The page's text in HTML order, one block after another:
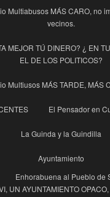
Multiabusos MÁS CARO, no
vecinos.
MEJOR TÚ DINERO? ¿ EN
EL DE LOS POLITICOS?
Multiusos MÁS TARDE, MÁS
El Pensador en
La Guinda y la Guindilla
Ayuntamiento
Enhorabuena al Pueblo de
UN AYUNTAMIENTO